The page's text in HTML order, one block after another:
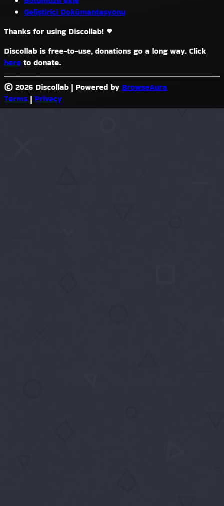
Geliştirici Dokümantasyonu
Thanks for using Discollab!
Discollab is free-to-use, donations go a long way. Click
here to donate.
© 2026 Discollab | Powered by BrowseAura
Terms | Privacy